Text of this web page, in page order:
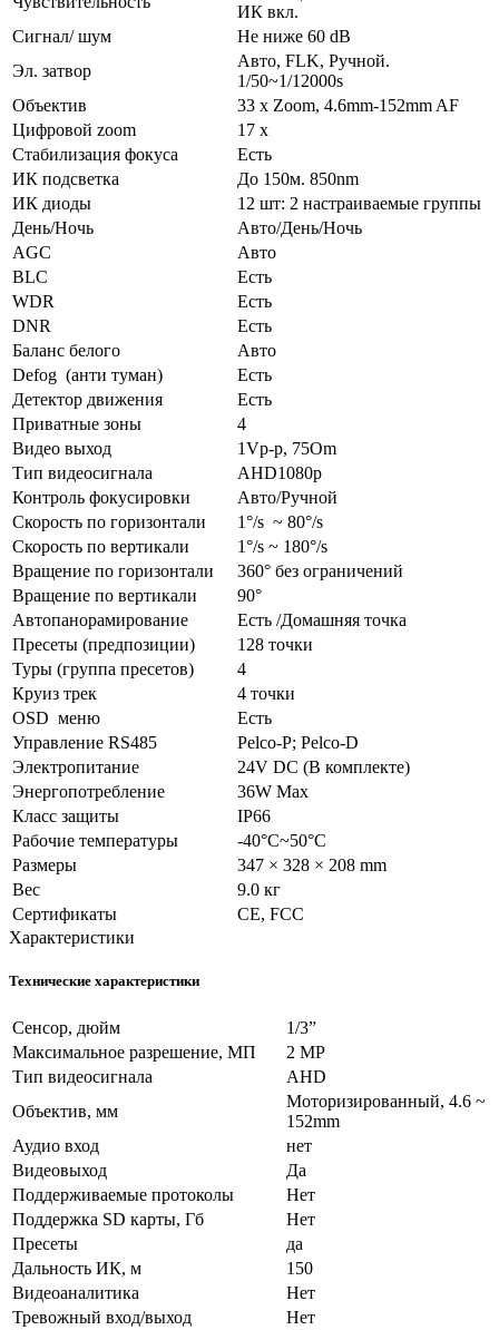
ИК вкл.
Сигнал/ шум
Не ниже 60 dB
Эл. затвор
Aвто, FLK, Ручной.
1/50~1/12000s
Объектив
33 x Zoom, 4.6mm-152mm AF
Цифровой zoom
17 x
Стабилизация фокуса
Есть
ИК подсветка
До 150м. 850nm
ИК диоды
12 шт: 2 настраиваемые группы
День/Ночь
Авто/День/Ночь
AGC
Авто
BLC
Есть
WDR
Есть
DNR
Есть
Баланс белого
Авто
Defog (анти туман)
Есть
Детектор движения
Есть
Приватные зоны
4
Видео выход
1Vp-p, 75Om
Тип видеосигнала
AHD1080p
Контроль фокусировки
Авто/Ручной
Скорость по горизонтали
1°/s ~ 80°/s
Скорость по вертикали
1°/s ~ 180°/s
Вращение по горизонтали
360° без ограничений
Вращение по вертикали
90°
Автопанорамирование
Есть /Домашняя точка
Пресеты (предпозиции)
128 точки
Туры (группа пресетов)
4
Круиз трек
4 точки
OSD меню
Есть
Управление RS485
Pelco-P; Pelco-D
Электропитание
24V DC (В комплекте)
Энергопотребление
36W Max
Класс защиты
IP66
Рабочие температуры
-40°C~50°C
Размеры
347 × 328 × 208 mm
Вес
9.0 кг
Сертификаты
CE, FCC
Характеристики
Технические характеристики
Сенсор, дюйм
1/3”
Максимальное разрешение, МП
2 MP
Тип видеосигнала
AHD
Объектив, мм
Моторизированный, 4.6 ~
152mm
Аудио вход
нет
Видеовыход
Да
Поддерживаемые протоколы
Нет
Поддержка SD карты, Гб
Нет
Пресеты
да
Дальность ИК, м
150
Видеоаналитика
Нет
Тревожный вход/выход
Нет